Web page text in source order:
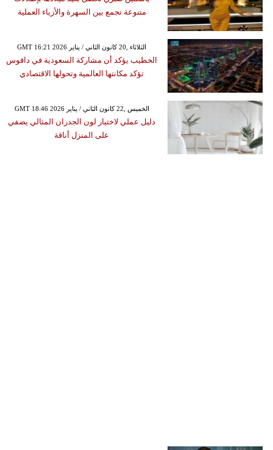
متنوعة تجمع بين السهرة والأزياء العملية
GMT 16:21 2026 الثلاثاء ,20 كانون الثاني / يناير
الخطيب يؤكد أن مشاركة السعودية في دافوس
تؤكد مكانتها العالمية وتحولها الاقتصادي
GMT 18:46 2026 الخميس ,22 كانون الثاني / يناير
دليل عملي لاختيار لون الجدران المثالي يضفي
على المنزل أناقة